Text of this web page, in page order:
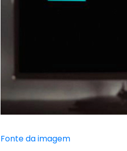
Fonte da imagem